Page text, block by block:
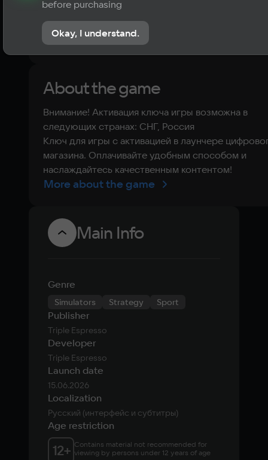
No reviews
About the game
Внимание! Активация ключа игры возможна в
следующих странах: СНГ, Россия
Ключ для игры с активацией в лаунчере
магазина. Оплачивайте удобным способом и
наслаждайтесь качественным контентом!
More about the game
Main Info
Genre
Simulators Strategy Sport
Publisher
Triple Espresso
Developer
Triple Espresso
Launch date
15.06.2026
Localization
Русский (интерфейс и субтитры)
Age restriction
12+ Contains material not recommended for
viewing by persons under 12 years of age
before purchasing
Okay, I understand.